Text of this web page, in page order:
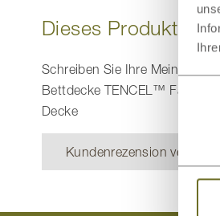
Dieses Produkt
Schreiben Sie Ihre Meinung zu
Bettdecke TENCEL™ Faser/
Decke
Kundenrezension verfassen